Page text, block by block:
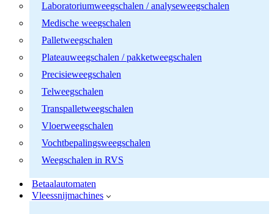
Laboratoriumweegschalen / analyseweegschalen
Medische weegschalen
Palletweegschalen
Plateauweegschalen / pakketweegschalen
Precisieweegschalen
Telweegschalen
Transpalletweegschalen
Vloerweegschalen
Vochtbepalingsweegschalen
Weegschalen in RVS
Betaalautomaten
Vleessnijmachines